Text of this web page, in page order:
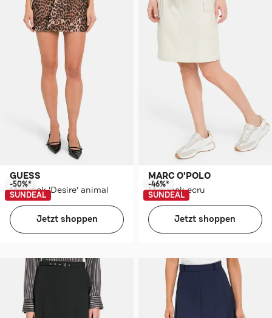
GUESS
Minirock 'Desire' animal
-50%*
SUNDEAL
Jetzt shoppen
MARC O'POLO
Minirock ecru
-46%*
SUNDEAL
Jetzt shoppen